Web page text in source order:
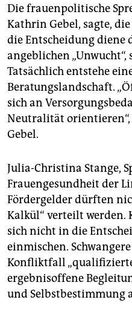
Die frauenpolitische
Kathrin Gebel, sagte,
die Entscheidung diene
angeblichen „Unwucht“,
Tatsächlich entstehe
Beratungslandschaft.
sich an
Neutralität
Gebel.
Julia-Christina Stange,
Frauengesundheit der
Fördergelder dürften
Kalkül“ verteilt
sich nicht in die
einmischen.
Konfliktfall
ergebnisoffene
und Selbstbestimmung